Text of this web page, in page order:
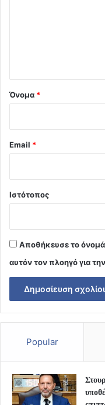
Όνομα *
Email *
Ιστότοπος
Αποθήκευσε το
αυτόν τον πλοηγό για
Popular